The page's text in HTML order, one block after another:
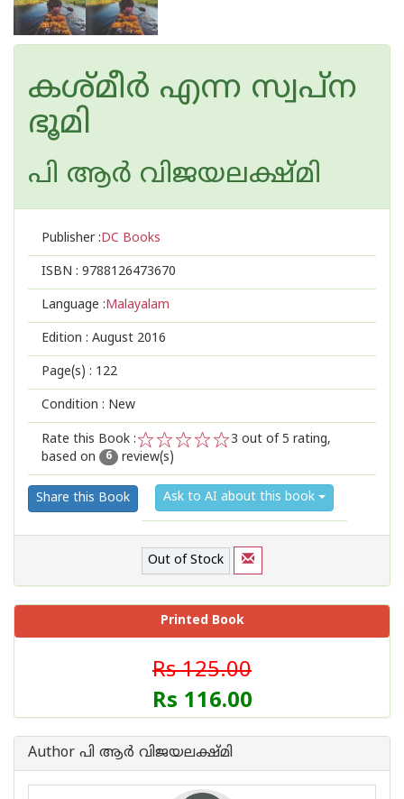
കശ്മീര്‍ എന്ന സ്വപ്ന
ഭൂമി
പി ആര്‍ വിജയലക്ഷ്മി
Publisher :DC Books
ISBN : 9788126473670
Language :Malayalam
Edition : August 2016
Page(s) : 122
Condition : New
Rate this Book :
2
1
3 out of 5 rating,
based on
6 review(s)
Share this Book Ask to AI about this book
Out of Stock
Printed Book
Rs 125.00
Rs 116.00
Author പി ആര്‍ വിജയലക്ഷ്മി